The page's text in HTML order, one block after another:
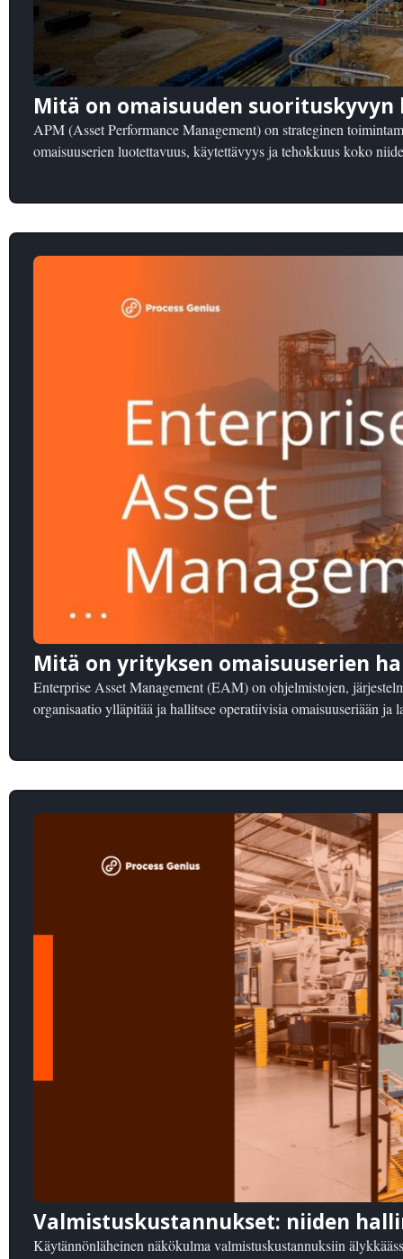
Mitä on omaisuuden suorituskyvyn
APM (Asset Performance Management) on strateginen
omaisuuserien luotettavuus, käytettävyys ja tehokkuus koko
Mitä on yrityksen omaisuuserien
Enterprise Asset Management (EAM) on ohjelmistojen,
organisaatio ylläpitää ja hallitsee operatiivisia omaisuuseriään ja
Valmistuskustannukset: niiden
Käytännönläheinen näkökulma valmistuskustannuksiin